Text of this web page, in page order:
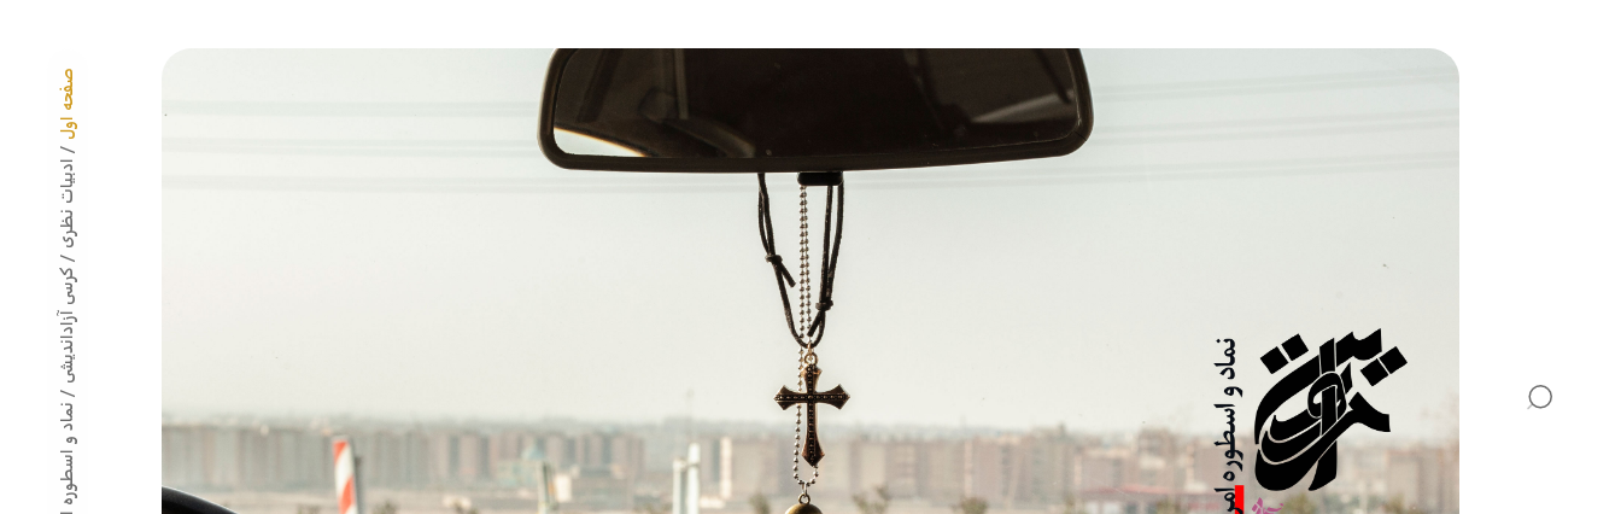
صفحه اول
/ ادبیات نظری
/ کرسی آزاداندیشی
/ نماد و اسطوره امروزین